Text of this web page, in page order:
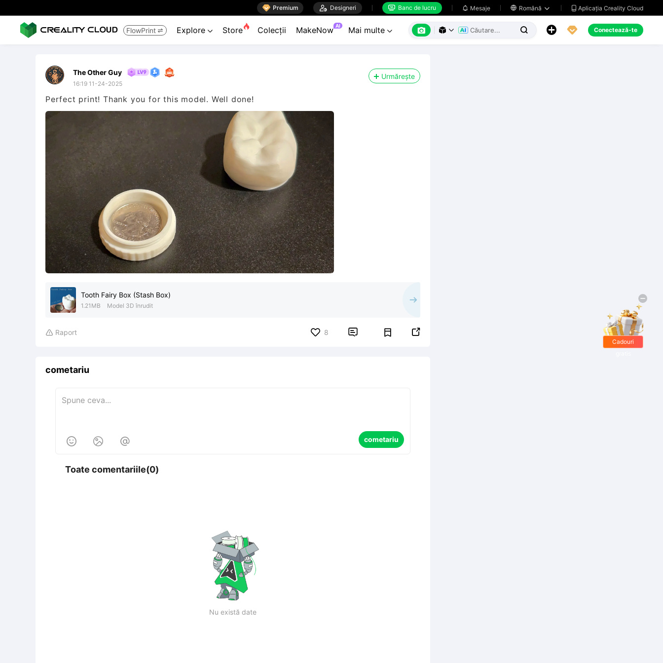
 Premium  Designeri  Banc de lucru  Mesaje  Română   Aplicația Creality Cloud
FlowPrint  Explore  Store Colecții MakeNow AI Mai multe        Conectează-te
The Other Guy
16:19 11-24-2025
Urmărește
Perfect print! Thank you for this model. Well done!
Tooth Fairy Box (Stash Box)
1.21MB Model 3D înrudit
 Raport 8  
cometariu
   cometariu
Toate comentariile(0)
Nu există date
Cadouri